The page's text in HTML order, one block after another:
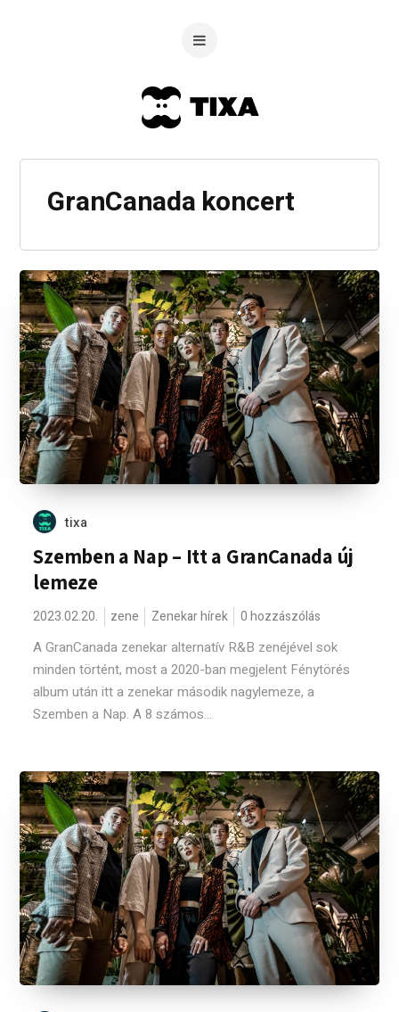
GranCanada koncert
tixa
Szemben a Nap – Itt a GranCanada új
lemeze
2023.02.20. zene Zenekar hírek 0 hozzászólás
A GranCanada zenekar alternatív R&B zenéjével sok
minden történt, most a 2020-ban megjelent Fénytörés
album után itt a zenekar második nagylemeze, a
Szemben a Nap. A 8 számos...